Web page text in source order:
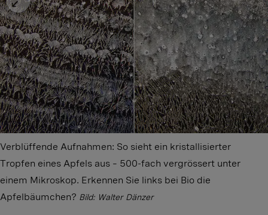
Verblüffende Aufnahmen: So sieht ein kristallisierter
Tropfen eines Apfels aus – 500-fach vergrössert unter
einem Mikroskop. Erkennen Sie links bei Bio die
Apfelbäumchen? Bild: Walter Dänzer